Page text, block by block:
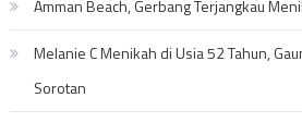
Amman Beach, Gerbang Terjangkau
Melanie C Menikah di Usia 52 Tahun,
Sorotan